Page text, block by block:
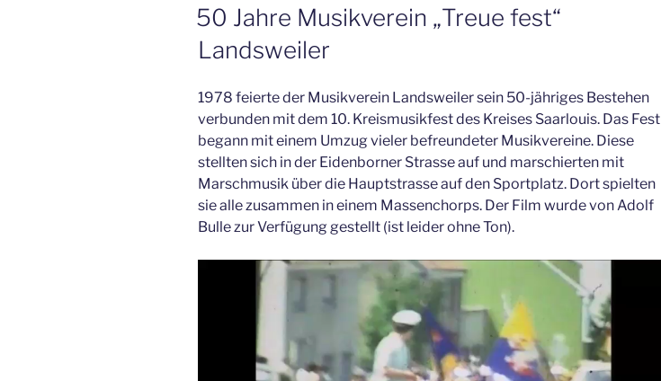
AM
50 Jahre Musikverein „Treue fest“
Landsweiler
1978 feierte der Musikverein Landsweiler sein 50-jähriges Bestehen
verbunden mit dem 10. Kreismusikfest des Kreises Saarlouis. Das Fest
begann mit einem Umzug vieler befreundeter Musikvereine. Diese
stellten sich in der Eidenborner Strasse auf und marschierten mit
Marschmusik über die Hauptstrasse auf den Sportplatz. Dort spielten
sie alle zusammen in einem Massenchorps. Der Film wurde von Adolf
Bulle zur Verfügung gestellt (ist leider ohne Ton).